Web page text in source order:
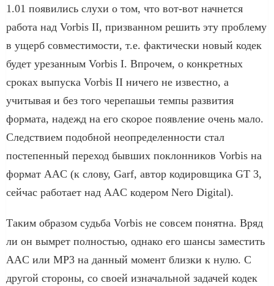
1.01 появились слухи о том, что вот-вот начнется
работа над Vorbis II, призванном решить эту проблему
в ущерб совместимости, т.е. фактически новый кодек
будет урезанным Vorbis I. Впрочем, о конкретных
сроках выпуска Vorbis II ничего не известно, а
учитывая и без того черепашьи темпы развития
формата, надежд на его скорое появление очень мало.
Следствием подобной неопределенности стал
постепенный переход бывших поклонников Vorbis на
формат AAC (к слову, Garf, автор кодировщика GT 3,
сейчас работает над AAC кодером Nero Digital).
Таким образом судьба Vorbis не совсем понятна. Вряд
ли он вымрет полностью, однако его шансы заместить
AAC или MP3 на данный момент близки к нулю. С
другой стороны, со своей изначальной задачей кодек